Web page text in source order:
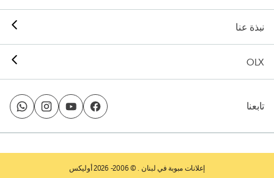
نبذة عنا
OLX
تابعنا
إعلانات مبوبة في لبنان . © 2006- 2026 أوليكس